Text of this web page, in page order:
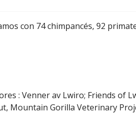
con 74 chimpancés, 92
: Venner av Lwiro; Friends of
Mountain Gorilla Veterinary